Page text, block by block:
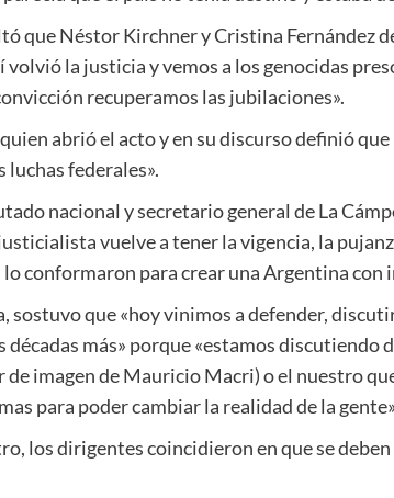
que Néstor Kirchner y Cristina Fernández
volvió la justicia y vemos a los genocidas
recuperamos las jubilaciones».
abrió el acto y en su discurso definió
luchas federales».
nacional y secretario general de La
vuelve a tener la vigencia, la
lo conformaron para crear una Argentina con
sostuvo que «hoy vinimos a defender,
décadas más» porque «estamos
de imagen de Mauricio Macri) o el nuestro
para poder cambiar la realidad de la
los dirigentes coincidieron en que se